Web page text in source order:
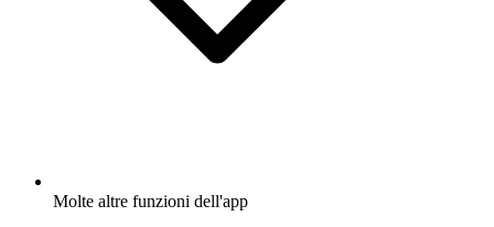
Molte altre funzioni dell'app